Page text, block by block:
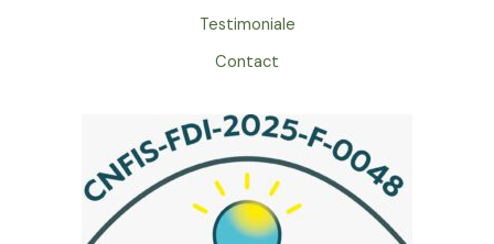
Testimoniale
Contact